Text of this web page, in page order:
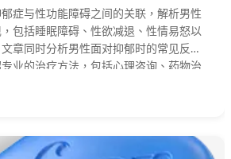
症与性功能障碍之间的关联，解析男性
包括睡眠障碍、性欲减退、性情易怒以
章同时分析男性面对抑郁时的常见反应
业的治疗方法，包括心理咨询、药物治
帮助患者走出阴霾，重获健康与自信。